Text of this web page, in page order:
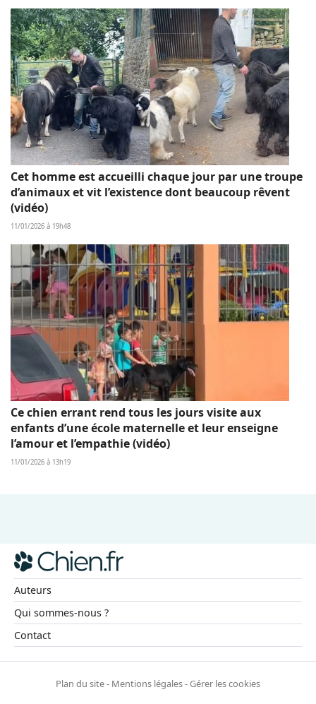
Cet homme est accueilli chaque jour par une troupe
d’animaux et vit l’existence dont beaucoup rêvent
(vidéo)
11/01/2026 à 19h48
Ce chien errant rend tous les jours visite aux
enfants d’une école maternelle et leur enseigne
l’amour et l’empathie (vidéo)
11/01/2026 à 13h19
Auteurs
Qui sommes-nous ?
Contact
Plan du site- Mentions légales-Gérer les cookies